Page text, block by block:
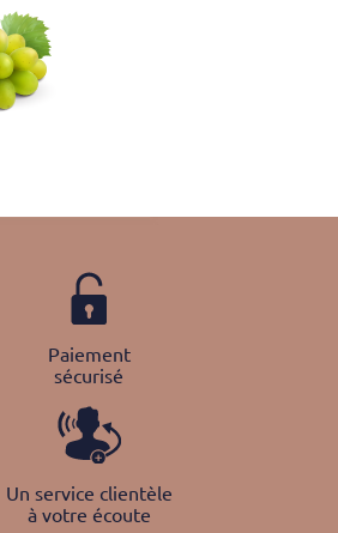
Paiement
sécurisé
Un service clientèle
à votre écoute